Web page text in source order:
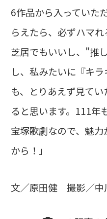
6作品から入っていた
らえたら、必ずハマ
芝居でもいいし、"推
し、私みたいに『キ
も、とりあえず見て
ると思います。111年
宝塚歌劇なので、魅
から！」
文／原田健 撮影／中